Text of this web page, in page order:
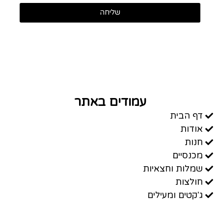
שליחה
עמודים באתר
דף הבית
אודות
חנות
מכנסיים
שמלות וחצאיות
חולצות
ג'קטים ומעילים